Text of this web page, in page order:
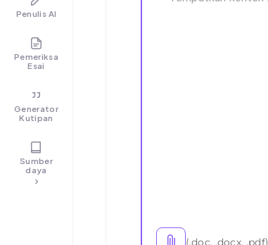
Penulis AI
Pemeriksa
Esai
Generator
Kutipan
Sumber
daya
(.doc, .docx, .pdf)